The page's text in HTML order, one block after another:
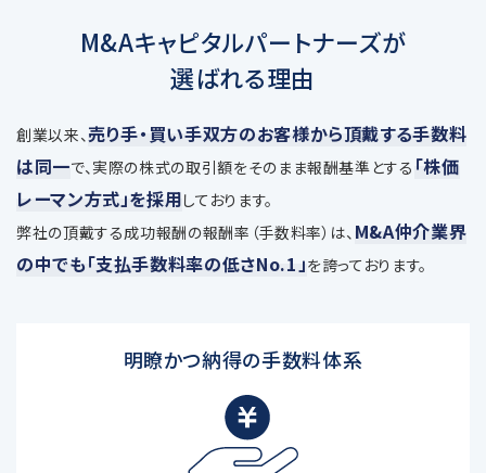
M&Aキャピタルパートナーズが
選ばれる理由
創業以来、 売り手・買い手双方のお客様から頂戴する手数料
は同一で、実際の株式の取引額をそのまま報酬基準とする 「株価
レーマン方式」を採用しております。
弊社の頂戴する成功報酬の報酬率（手数料率）は、 M&A仲介業界
の中でも「支払手数料率の低さNo.1」を誇っております。
明瞭かつ納得の手数料体系